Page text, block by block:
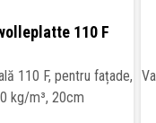
110 F
110 F, pentru fațade,
kg/m³, 20cm